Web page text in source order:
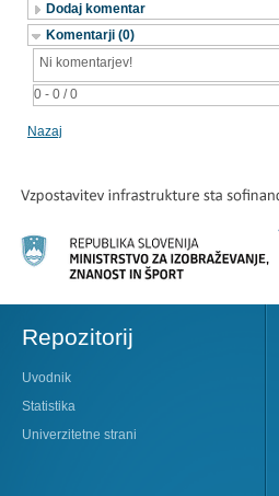
Dodaj komentar
Komentarji (0)
0 - 0 / 0
Ni komentarjev!
Nazaj
Repozitorij
Uvodnik
Statistika
Univerzitetne strani